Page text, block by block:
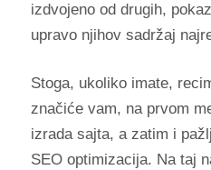
izdvojeno od drugih,
upravo njihov sadržaj
Stoga, ukoliko imate,
značiće vam, na prvom
izrada sajta, a zatim i
SEO optimizacija. Na taj